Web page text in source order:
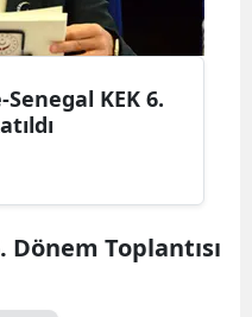
Çanakkale
Çankırı
Çorum
Diyarbakır
Edirne
KEK 6.
Toplantısı